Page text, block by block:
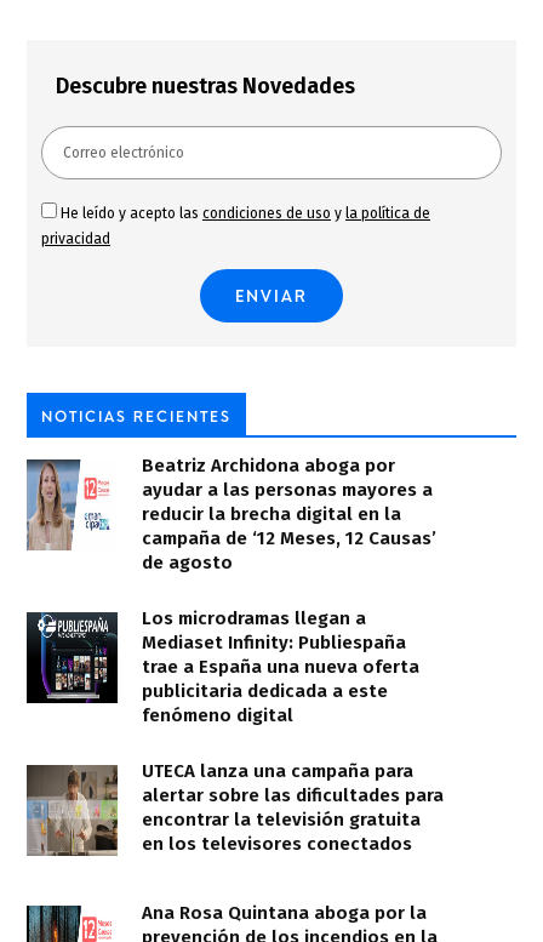
Descubre nuestras Novedades
He leído y acepto las condiciones de uso y la política de
privacidad
NOTICIAS RECIENTES
Beatriz Archidona aboga por
ayudar a las personas mayores a
reducir la brecha digital en la
campaña de ‘12 Meses, 12 Causas’
de agosto
Los microdramas llegan a
Mediaset Infinity: Publiespaña
trae a España una nueva oferta
publicitaria dedicada a este
fenómeno digital
UTECA lanza una campaña para
alertar sobre las dificultades para
encontrar la televisión gratuita
en los televisores conectados
Ana Rosa Quintana aboga por la
prevención de los incendios en la